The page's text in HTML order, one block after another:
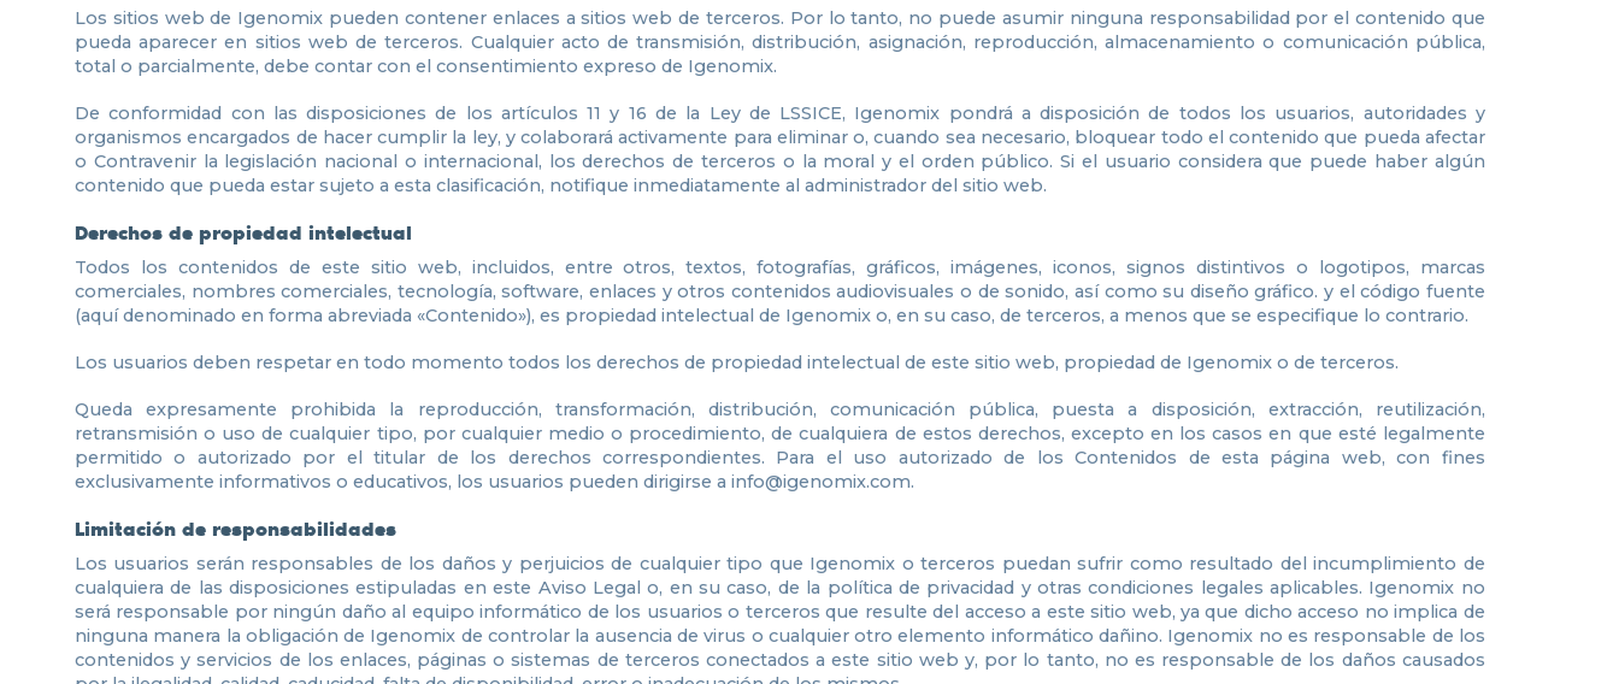
Los sitios web de Igenomix pueden contener enlaces a sitios web de terceros. Por lo tanto, no puede asumir ninguna responsabilidad por el contenido que
pueda aparecer en sitios web de terceros. Cualquier acto de transmisión, distribución, asignación, reproducción, almacenamiento o comunicación pública,
total o parcialmente, debe contar con el consentimiento expreso de Igenomix.
De conformidad con las disposiciones de los artículos 11 y 16 de la Ley de LSSICE, Igenomix pondrá a disposición de todos los usuarios, autoridades y
organismos encargados de hacer cumplir la ley, y colaborará activamente para eliminar o, cuando sea necesario, bloquear todo el contenido que pueda afectar
o Contravenir la legislación nacional o internacional, los derechos de terceros o la moral y el orden público. Si el usuario considera que puede haber algún
contenido que pueda estar sujeto a esta clasificación, notifique inmediatamente al administrador del sitio web.
Derechos de propiedad intelectual
Todos los contenidos de este sitio web, incluidos, entre otros, textos, fotografías, gráficos, imágenes, iconos, signos distintivos o logotipos, marcas
comerciales, nombres comerciales, tecnología, software, enlaces y otros contenidos audiovisuales o de sonido, así como su diseño gráfico. y el código fuente
(aquí denominado en forma abreviada «Contenido»), es propiedad intelectual de Igenomix o, en su caso, de terceros, a menos que se especifique lo contrario.
Los usuarios deben respetar en todo momento todos los derechos de propiedad intelectual de este sitio web, propiedad de Igenomix o de terceros.
Queda expresamente prohibida la reproducción, transformación, distribución, comunicación pública, puesta a disposición, extracción, reutilización,
retransmisión o uso de cualquier tipo, por cualquier medio o procedimiento, de cualquiera de estos derechos, excepto en los casos en que esté legalmente
permitido o autorizado por el titular de los derechos correspondientes. Para el uso autorizado de los Contenidos de esta página web, con fines
exclusivamente informativos o educativos, los usuarios pueden dirigirse a info@igenomix.com.
Limitación de responsabilidades
Los usuarios serán responsables de los daños y perjuicios de cualquier tipo que Igenomix o terceros puedan sufrir como resultado del incumplimiento de
cualquiera de las disposiciones estipuladas en este Aviso Legal o, en su caso, de la política de privacidad y otras condiciones legales aplicables. Igenomix no
será responsable por ningún daño al equipo informático de los usuarios o terceros que resulte del acceso a este sitio web, ya que dicho acceso no implica de
ninguna manera la obligación de Igenomix de controlar la ausencia de virus o cualquier otro elemento informático dañino. Igenomix no es responsable de los
contenidos y servicios de los enlaces, páginas o sistemas de terceros conectados a este sitio web y, por lo tanto, no es responsable de los daños causados